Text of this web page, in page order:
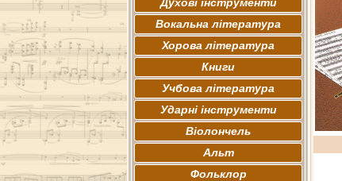
Вокальна література
Хорова література
Книги
Учбова література
Ударні інструменти
Віолончель
Альт
Фольклор